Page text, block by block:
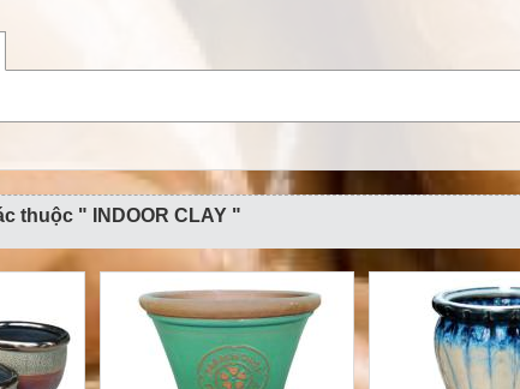
thuộc " INDOOR CLAY "